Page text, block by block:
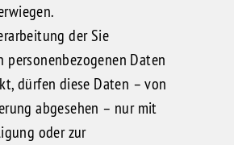
der Sie
personenbezogenen Daten
dürfen diese Daten – von
abgesehen – nur mit
oder zur